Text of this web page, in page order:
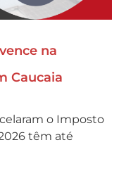
na
Caucaia
o Imposto
têm até